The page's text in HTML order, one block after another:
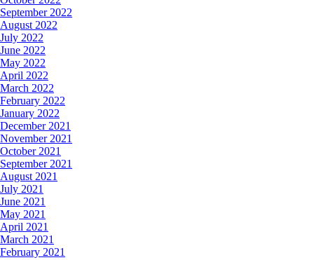
September 2022
August 2022
July 2022
June 2022
May 2022
April 2022
March 2022
February 2022
January 2022
December 2021
November 2021
October 2021
September 2021
August 2021
July 2021
June 2021
May 2021
April 2021
March 2021
February 2021